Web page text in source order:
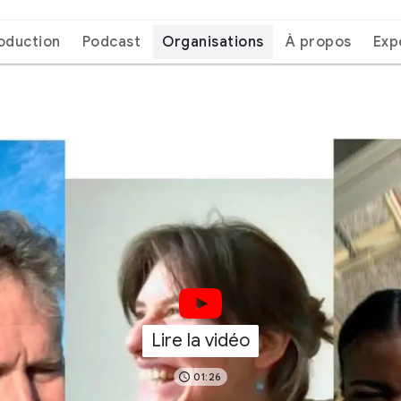
Podcast Organisations À propos
Lire la vidéo
01:26